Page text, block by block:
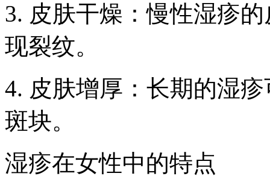
3. 皮肤干燥：慢性湿疹
现裂纹。
4. 皮肤增厚：长期的湿
斑块。
湿疹在女性中的特点